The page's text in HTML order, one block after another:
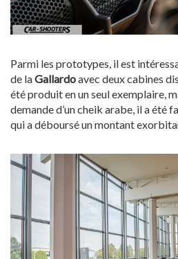
Parmi les prototypes, il est
de laGallardoavec deux cabines
été produit en un seul exemplaire,
demande d’un cheik arabe, il a été
qui a déboursé un montant